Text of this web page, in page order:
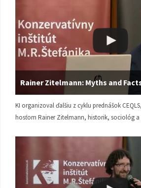
Rainer Zitelmann: Myths and
KI organizoval ďalšiu z cyklu prednášok
hosťom Rainer Zitelmann, historik, sociológ